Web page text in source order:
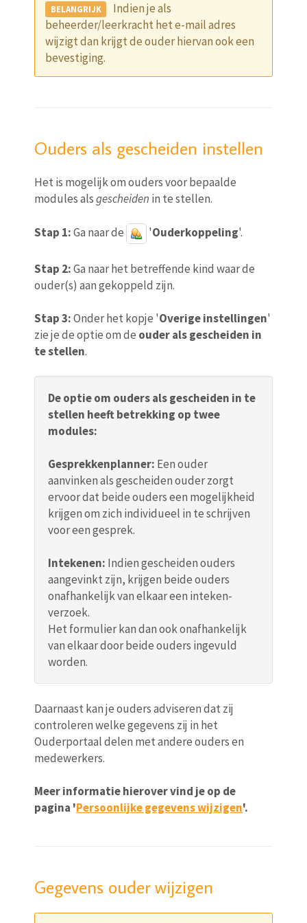
Indien je als
beheerder/leerkracht het e-mail adres
wijzigt dan krijgt de ouder hiervan ook een
bevestiging.
Ouders als gescheiden instellen
Het is mogelijk om ouders voor bepaalde
modules alsgescheiden in te stellen.
Stap 1:Ga naar de 'Ouderkoppeling'.
Stap 2:Ga naar het betreffende kind waar de
ouder(s) aan gekoppeld zijn.
Stap 3:Onder het kopje 'Overige instellingen'
zie je de optie om de ouder als gescheiden in
te stellen.
De optie om ouders als gescheiden in te
stellen heeft betrekking op twee
modules:
Gesprekkenplanner: Een ouder
aanvinken als gescheiden ouder zorgt
ervoor dat beide ouders een mogelijkheid
krijgen om zich individueel in te schrijven
voor een gesprek.
Intekenen: Indien gescheiden ouders
aangevinkt zijn, krijgen beide ouders
onafhankelijk van elkaar een inteken-
verzoek.
Het formulier kan dan ook onafhankelijk
van elkaar door beide ouders ingevuld
worden.
Daarnaast kan je ouders adviseren dat zij
controleren welke gegevens zij in het
Ouderportaal delen met andere ouders en
medewerkers.
Meer informatie hierover vind je op de
pagina 'Persoonlijke gegevens wijzigen'.
Gegevens ouder wijzigen